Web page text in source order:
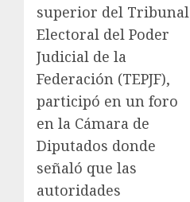
superior del Tribunal
Electoral del Poder
Judicial de la
Federación (TEPJF),
participó en un foro
en la Cámara de
Diputados donde
señaló que las
autoridades